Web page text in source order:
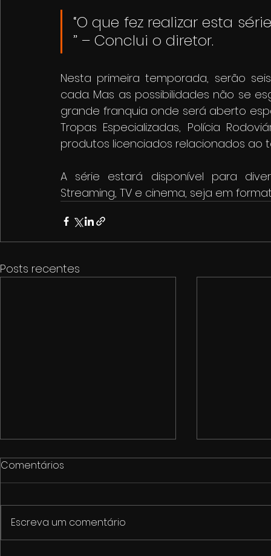
“O que fez realizar esta
” – Conclui o diretor.
Nesta primeira temporada, serão
cada. Mas as possibilidades não se
grande franquia onde será aberto
Tropas Especializadas, Polícia
produtos licenciados relacionados ao
A série estará disponível para
Streaming, TV e cinema, seja em
Posts recentes
Comentários
Escreva um comentário